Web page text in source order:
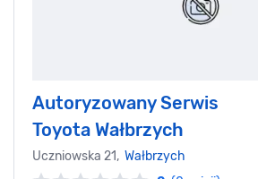
Autoryzowany Serwis
Toyota Wałbrzych
Uczniowska 21, Wałbrzych